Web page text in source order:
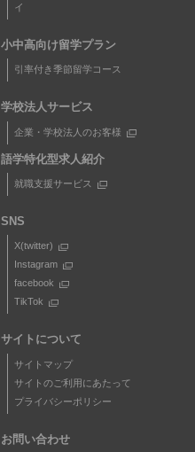
イ
小中高向け留学プラン
引率付き季節留学コース
学校法人サービス
企業・学校法人のお客様
語学特化型求人紹介
就職支援サービス
SNS
X(twitter)
Instagram
facebook
TikTok
サイトについて
サイトマップ
サイトのご利用にあたって
プライバシーポリシー
お問い合わせ